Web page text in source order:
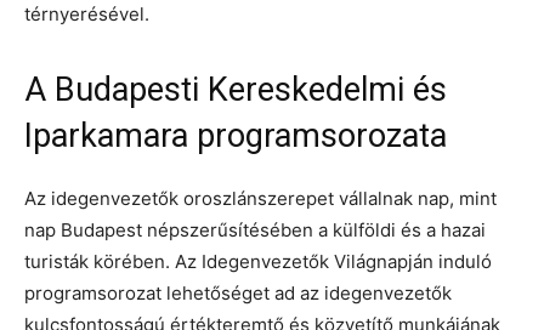
térnyerésével.
A Budapesti Kereskedelmi és
Iparkamara programsorozata
Az idegenvezetők oroszlánszerepet vállalnak nap, mint
nap Budapest népszerűsítésében a külföldi és a hazai
turisták körében. Az Idegenvezetők Világnapján induló
programsorozat lehetőséget ad az idegenvezetők
kulcsfontosságú értékteremtő és közvetítő munkájának